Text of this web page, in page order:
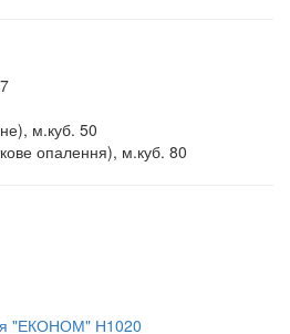
м.куб. 50
опалення), м.куб. 80